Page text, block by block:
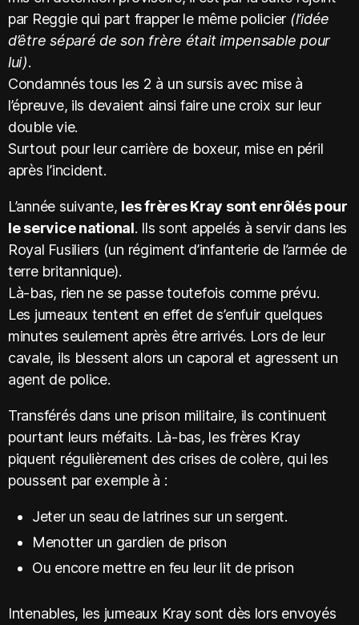
par Reggie qui part frapper le même policier (l’idée
d’être séparé de son frère était impensable pour
lui).
Condamnés tous les 2 à un sursis avec mise à
l’épreuve, ils devaient ainsi faire une croix sur leur
double vie.
Surtout pour leur carrière de boxeur, mise en péril
après l’incident.
L’année suivante, les frères Kray sont enrôlés pour
le service national. Ils sont appelés à servir dans les
Royal Fusiliers (un régiment d’infanterie de l’armée de
terre britannique).
Là-bas, rien ne se passe toutefois comme prévu.
Les jumeaux tentent en effet de s’enfuir quelques
minutes seulement après être arrivés. Lors de leur
cavale, ils blessent alors un caporal et agressent un
agent de police.
Transférés dans une prison militaire, ils continuent
pourtant leurs méfaits. Là-bas, les frères Kray
piquent régulièrement des crises de colère, qui les
poussent par exemple à :
Jeter un seau de latrines sur un sergent.
Menotter un gardien de prison
Ou encore mettre en feu leur lit de prison
Intenables, les jumeaux Kray sont dès lors envoyés